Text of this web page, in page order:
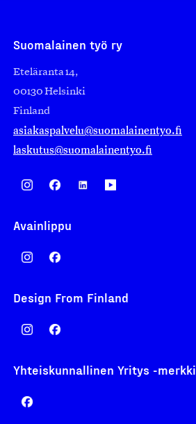
Suomalainen työ ry
Eteläranta 14,
00130 Helsinki
Finland
asiakaspalvelu@suomalainentyo.fi
laskutus@suomalainentyo.fi
Avainlippu
Design From Finland
Yhteiskunnallinen Yritys -merkki